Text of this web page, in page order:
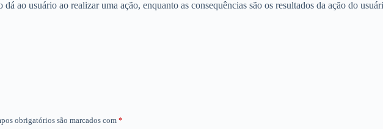
ao usuário ao realizar uma ação, enquanto as consequências são os resultados da ação do
obrigatórios são marcados com *